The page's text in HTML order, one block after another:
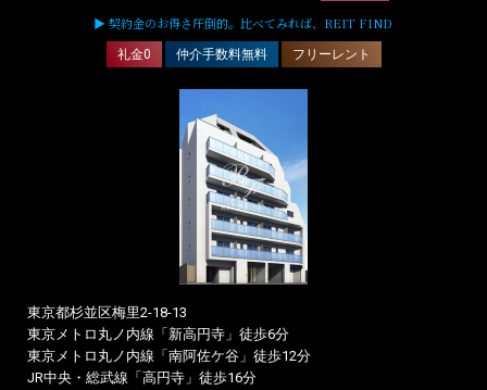
▶ 契約金のお得さ圧倒的。比べてみれば、REIT FIND
礼金0 仲介手数料無料 フリーレント
東京都杉並区梅里2-18-13
東京メトロ丸ノ内線「新高円寺」徒歩6分
東京メトロ丸ノ内線「南阿佐ケ谷」徒歩12分
JR中央・総武線「高円寺」徒歩16分